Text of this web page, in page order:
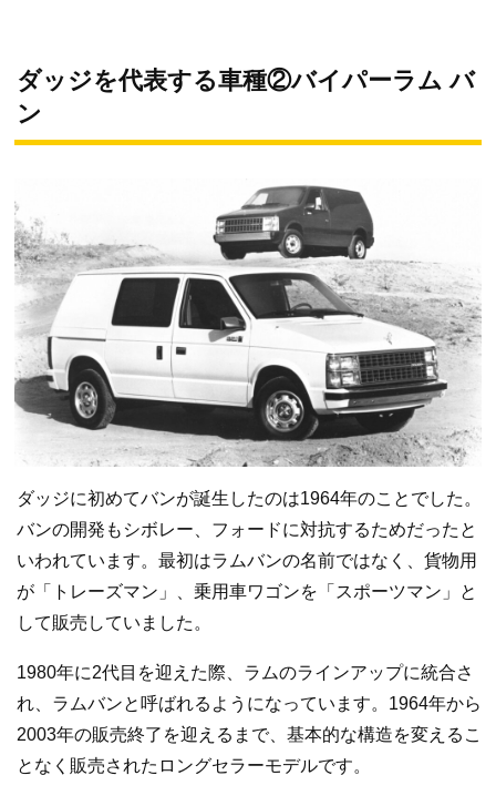
ダッジを代表する車種②バイパーラム バ
ン
ダッジに初めてバンが誕生したのは1964年のことでした。
バンの開発もシボレー、フォードに対抗するためだったと
いわれています。最初はラムバンの名前ではなく、貨物用
が「トレーズマン」、乗用車ワゴンを「スポーツマン」と
して販売していました。
1980年に2代目を迎えた際、ラムのラインアップに統合さ
れ、ラムバンと呼ばれるようになっています。1964年から
2003年の販売終了を迎えるまで、基本的な構造を変えるこ
となく販売されたロングセラーモデルです。